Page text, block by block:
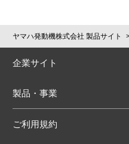
ヤマハ発動機株式会社 製品サイト
企業サイト
製品・事業
ご利用規約